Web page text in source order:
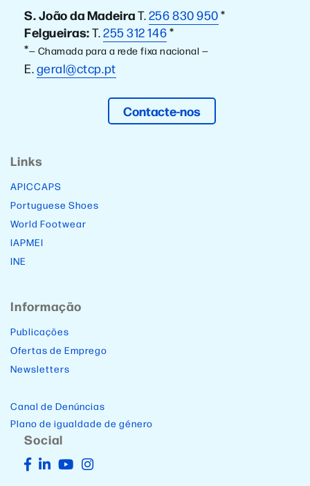
S. João da MadeiraT.256 830 950*
Felgueiras:T.255 312 146*
*— Chamada para a rede fixa nacional —
E.geral@ctcp.pt
Contacte-nos
Links
APICCAPS
Portuguese Shoes
World Footwear
IAPMEI
INE
Informação
Publicações
Ofertas de Emprego
Newsletters
Canal de Denúncias
Plano de igualdade de género
Social